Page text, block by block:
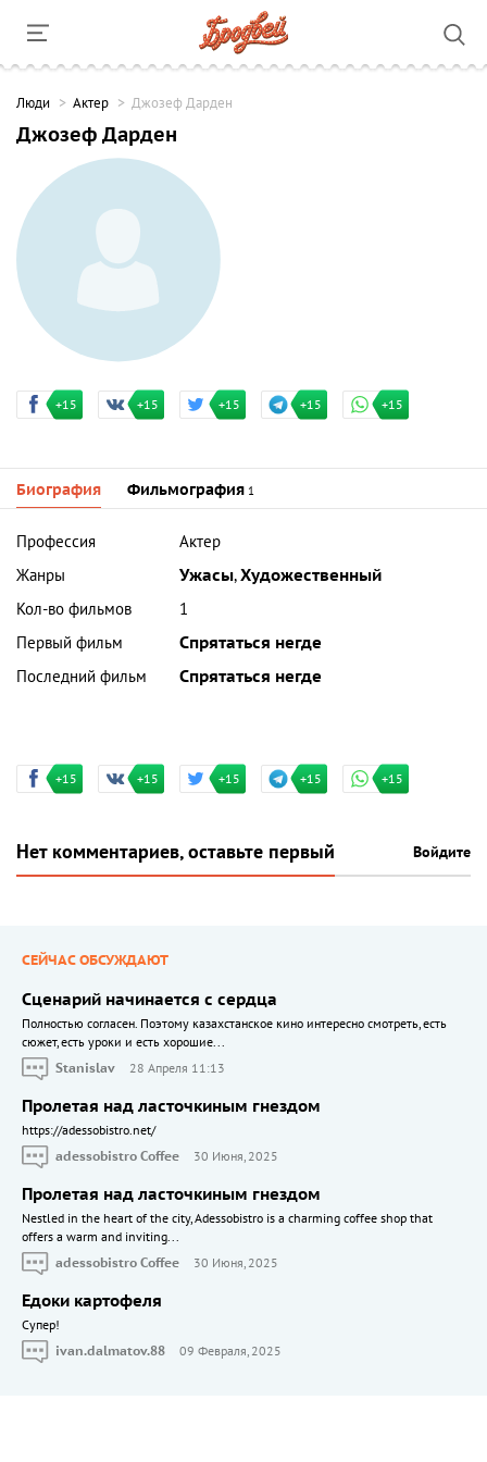
Люди Актер Джозеф Дарден
Джозеф Дарден
+15 +15 +15 +15 +15
Биография Фильмография 1
Профессия
Актер
Жанры
Ужасы,Художественный
Кол-во фильмов
1
Первый фильм
Спрятаться негде
Последний фильм
Спрятаться негде
+15 +15 +15 +15 +15
Нет комментариев, оставьте первый Войдите
СЕЙЧАС ОБСУЖДАЮТ
Сценарий начинается с сердца
Полностью согласен. Поэтому казахстанское кино интересно смотреть, есть
сюжет, есть уроки и есть хорошие...
Stanislav
28 Апреля 11:13
Пролетая над ласточкиным гнездом
https://adessobistro.net/
adessobistro Coffee
30 Июня, 2025
Пролетая над ласточкиным гнездом
Nestled in the heart of the city, Adessobistro is a charming coffee shop that
offers a warm and inviting...
adessobistro Coffee
30 Июня, 2025
Едоки картофеля
Cупер!
ivan.dalmatov.88
09 Февраля, 2025